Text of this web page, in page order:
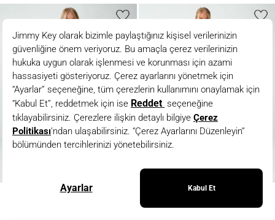
Yüksel Bel Düz Kesim Dilimli Etek
Yüksel Bel Düz Kesim Dilimli Etek
Metal Aksesuar Detaylı Mini Etek